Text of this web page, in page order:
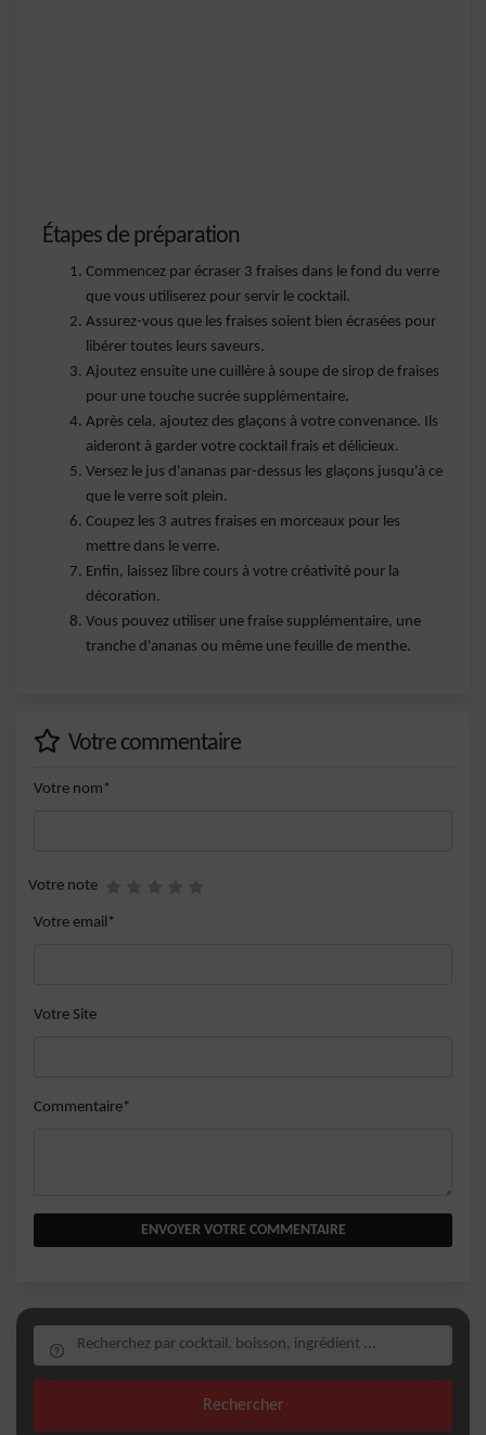
Étapes de préparation
Commencez par écraser 3 fraises dans le fond du verre
que vous utiliserez pour servir le cocktail.
Assurez-vous que les fraises soient bien écrasées pour
libérer toutes leurs saveurs.
Ajoutez ensuite une cuillère à soupe de sirop de fraises
pour une touche sucrée supplémentaire.
Après cela, ajoutez des glaçons à votre convenance. Ils
aideront à garder votre cocktail frais et délicieux.
Versez le jus d'ananas par-dessus les glaçons jusqu'à ce
que le verre soit plein.
Coupez les 3 autres fraises en morceaux pour les
mettre dans le verre.
Enfin, laissez libre cours à votre créativité pour la
décoration.
Vous pouvez utiliser une fraise supplémentaire, une
tranche d'ananas ou même une feuille de menthe.
Votre commentaire
Votre nom*
Votre note
Votre email*
Votre Site
Commentaire*
ENVOYER VOTRE COMMENTAIRE
Rechercher